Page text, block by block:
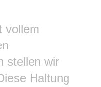
vollem
stellen wir
Haltung